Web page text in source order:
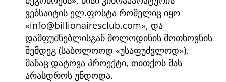
ვებსაიტის ელ.ფოსტა რომელიც იყო
info@billionairesclub.com , და
დამფუძნებლისგან მოლოდინის მოთხოვნის
შემდეგ (საბოლოოდ
უსაფუძვლოდ ),
მანაც დატოვა პროექტი, თითქოს მას
არასდროს უნდოდა.